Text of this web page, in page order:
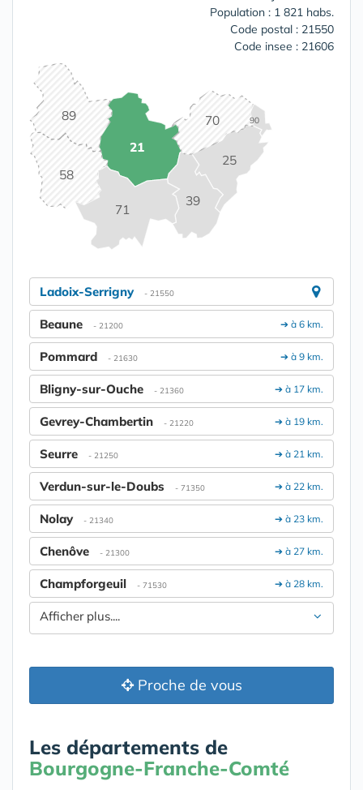
Population : 1 821 habs.
Code postal : 21550
Code insee : 21606
21
25
39
58
70
71
89 90
Ladoix-Serrigny - 21550
➔ à 6 km.
Beaune - 21200
➔ à 9 km.
Pommard - 21630
➔ à 17 km.
Bligny-sur-Ouche - 21360
➔ à 19 km.
Gevrey-Chambertin - 21220
➔ à 21 km.
Seurre - 21250
➔ à 22 km.
Verdun-sur-le-Doubs - 71350
➔ à 23 km.
Nolay - 21340
➔ à 27 km.
Chenôve - 21300
➔ à 28 km.
Champforgeuil - 71530
Afficher plus....
Proche de vous
Les départements de
Bourgogne-Franche-Comté